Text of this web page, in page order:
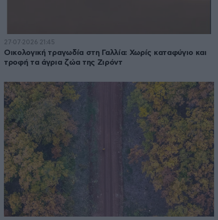
27·07·2026 21:45
Οικολογική τραγωδία στη Γαλλία: Χωρίς καταφύγιο και
τροφή τα άγρια ζώα της Ζιρόντ